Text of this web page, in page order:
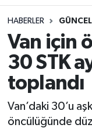
HABERLER
Van için
30 STK
toplandı
Van’daki 30’u
öncülüğünde
Siyaset
Ekonomi
Sağlık
Van Namaz
Van Trafik
Süper Lig
Tüm